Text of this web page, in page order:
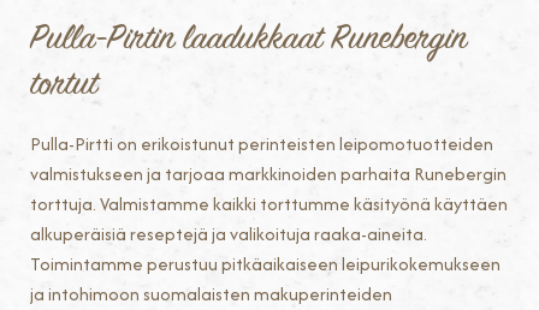
Pulla-Pirtin laadukkaat Runebergin
tortut
Pulla-Pirtti on erikoistunut perinteisten leipomotuotteiden
valmistukseen ja tarjoaa markkinoiden parhaita Runebergin
torttuja. Valmistamme kaikki torttumme käsityönä käyttäen
alkuperäisiä reseptejä ja valikoituja raaka-aineita.
Toimintamme perustuu pitkäaikaiseen leipurikokemukseen
ja intohimoon suomalaisten makuperinteiden